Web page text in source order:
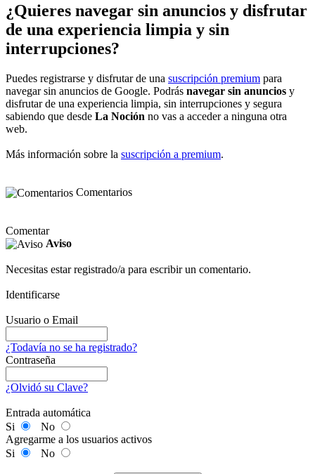
¿Quieres navegar sin anuncios y disfrutar
de una experiencia limpia y sin
interrupciones?
Puedes registrarse y disfrutar de una suscripción premium para
navegar sin anuncios de Google. Podrás navegar sin anuncios y
disfrutar de una experiencia limpia, sin interrupciones y segura
sabiendo que desde La Noción no vas a acceder a ninguna otra
web.
Más información sobre la suscripción a premium.
Comentarios
Comentar
Aviso
Necesitas estar registrado/a para escribir un comentario.
Identificarse
Usuario o Email
¿Todavía no se ha registrado?
Contraseña
¿Olvidó su Clave?
Entrada automática
Si
No
Agregarme a los usuarios activos
Si
No